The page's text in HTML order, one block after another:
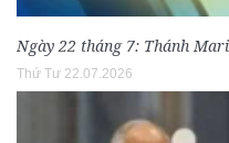
Ngày 22 tháng 7: Thánh
Thứ Tư 22.07.2026